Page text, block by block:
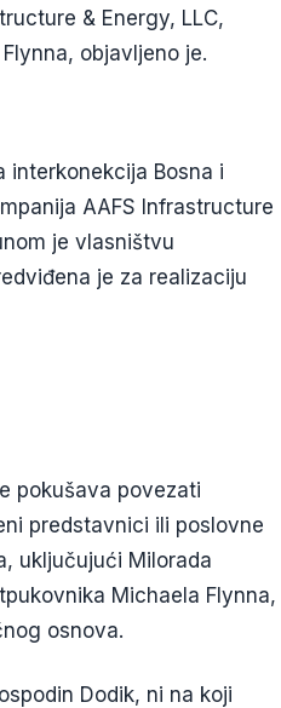
& Energy, LLC,
objavljeno je.
interkonekcija Bosna i
AAFS Infrastructure
je vlasništvu
je za realizaciju
pokušava povezati
predstavnici ili poslovne
uključujući Milorada
Michaela Flynna,
osnova.
Dodik, ni na koji